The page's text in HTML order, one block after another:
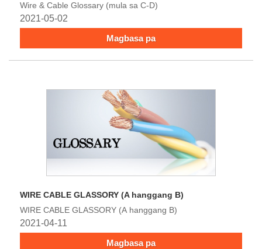
Wire & Cable Glossary (mula sa C-D)
2021-05-02
Magbasa pa
WIRE CABLE GLASSORY (A hanggang B)
WIRE CABLE GLASSORY (A hanggang B)
2021-04-11
Magbasa pa